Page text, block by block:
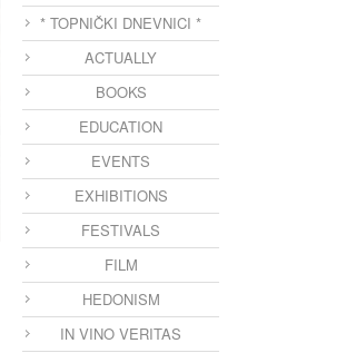
* TOPNIČKI DNEVNICI *
ACTUALLY
BOOKS
EDUCATION
EVENTS
EXHIBITIONS
FESTIVALS
FILM
HEDONISM
IN VINO VERITAS